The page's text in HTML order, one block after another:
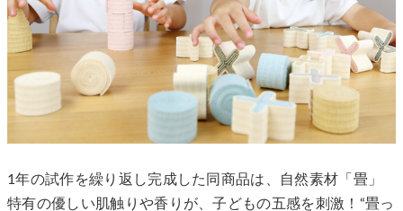
1年の試作を繰り返し完成した同商品は、自然素材「畳」
特有の優しい肌触りや香りが、子どもの五感を刺激！“畳っ